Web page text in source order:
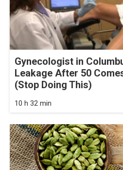
Gynecologist in
Leakage After 50
(Stop Doing This)
10 h 32 min